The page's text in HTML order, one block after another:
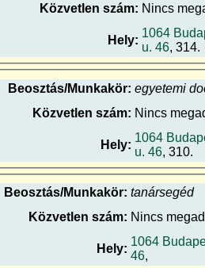
Közvetlen szám: Nincs
Hely:
1064
u. 46, 314.
Beosztás/Munkakör: egyetemi
Közvetlen szám: Nincs
Hely:
1064
u. 46, 310.
Beosztás/Munkakör: tanársegéd
Közvetlen szám: Nincs
Hely:
1064
46,